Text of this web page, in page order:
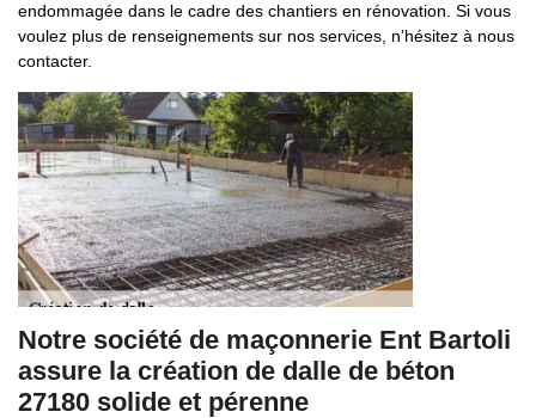
endommagée dans le cadre des chantiers en rénovation. Si vous
voulez plus de renseignements sur nos services, n’hésitez à nous
contacter.
Notre société de maçonnerie Ent Bartoli
assure la création de dalle de béton
27180 solide et pérenne